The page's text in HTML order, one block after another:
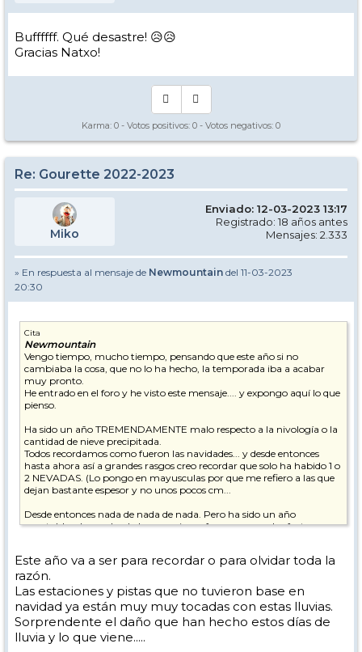
Buffffff. Qué desastre! 😥😥
Gracias Natxo!
Karma: 0 - Votos positivos: 0 - Votos negativos: 0
Re: Gourette 2022-2023
Miko
Enviado: 12-03-2023 13:17
Registrado: 18 años antes
Mensajes: 2.333
» En respuesta al mensaje de Newmountain del 11-03-2023
20:30
Cita
Newmountain
Vengo tiempo, mucho tiempo, pensando que este año si no
cambiaba la cosa, que no lo ha hecho, la temporada iba a acabar
muy pronto.
He entrado en el foro y he visto este mensaje.... y expongo aquí lo que
pienso.
Ha sido un año TREMENDAMENTE malo respecto a la nivología o la
cantidad de nieve precipitada.
Todos recordamos como fueron las navidades... y desde entonces
hasta ahora así a grandes rasgos creo recordar que solo ha habido 1 o
2 NEVADAS. (Lo pongo en mayusculas por que me refiero a las que
dejan bastante espesor y no unos pocos cm...
Desde entonces nada de nada de nada. Pero ha sido un año
aceptable y han salvado las vacaciones francesas por dos factores
muchos días ha hecho mucho frio y por lo cual la nieve caída se
mantenía.
Pero para los "expertos" de la estación la falta de nieve se notaba en el
paisaje. Que si, que estaba todo blanco y las pistas en perfecto estado
y podía llevar a engaño, pero pensé.... ufff cuando venga marzo y
empiecen los "calores"....
Por suerte hasta antes de ayer ha seguido haciendo frio.... Pero
Este año va a ser para recordar o para olvidar toda la
razón.
Las estaciones y pistas que no tuvieron base en
navidad ya están muy muy tocadas con estas lluvias.
Sorprendente el daño que han hecho estos días de
lluvia y lo que viene.....